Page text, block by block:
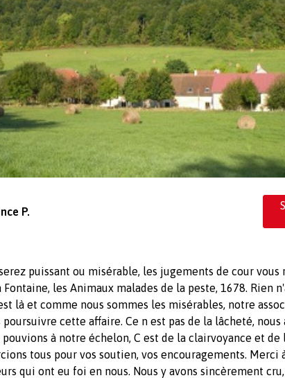
P.
puissant ou misérable, les jugements de cour vous
Fontaine, les Animaux malades de la peste, 1678. Rien
là et comme nous sommes les misérables, notre
poursuivre cette affaire. Ce n est pas de la lâcheté, nous
à notre échelon, C est de la clairvoyance et de
tous pour vos soutien, vos encouragements. Merci
qui ont eu foi en nous. Nous y avons sincèrement